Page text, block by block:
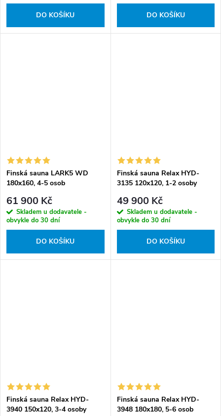
DO KOŠÍKU DO KOŠÍKU
Finská sauna LARK5 WD
180x160, 4-5 osob
61 900 Kč
Skladem u dodavatele -
obvykle do 30 dní
DO KOŠÍKU
Finská sauna Relax HYD-
3135 120x120, 1-2 osoby
49 900 Kč
Skladem u dodavatele -
obvykle do 30 dní
DO KOŠÍKU
Finská sauna Relax HYD-
3940 150x120, 3-4 osoby
Finská sauna Relax HYD-
3948 180x180, 5-6 osob